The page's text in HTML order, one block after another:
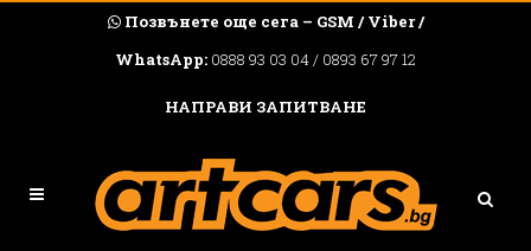
Позвънете още сега – GSM / Viber /
WhatsApp: 0888 93 03 04 / 0893 67 97 12
НАПРАВИ ЗАПИТВАНЕ